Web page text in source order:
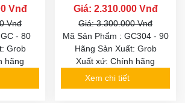
Vnđ
Vnđ
- 80
Grob
hãng
Giá: 2.310.000 Vnđ
Giá: 3.300.000 Vnđ
Mã Sản Phẩm : GC304 - 90
Hãng Sản Xuất: Grob
Xuất xứ: Chính hãng
Xem chi tiết